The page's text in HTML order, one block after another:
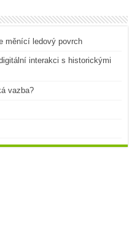
měnící ledový povrch
interakci s historickými
vazba?